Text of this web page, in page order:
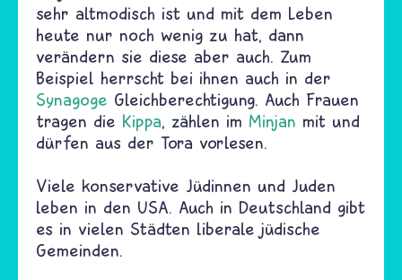
sehr altmodisch ist und mit dem Leben
heute nur noch wenig zu hat, dann
verändern sie diese aber auch. Zum
Beispiel herrscht bei ihnen auch in der
Synagoge Gleichberechtigung. Auch Frauen
tragen die Kippa, zählen im Minjan mit und
dürfen aus der Tora vorlesen.
Viele konservative Jüdinnen und Juden
leben in den USA. Auch in Deutschland gibt
es in vielen Städten liberale jüdische
Gemeinden.